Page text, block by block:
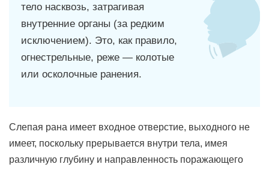
тело насквозь, затрагивая
внутренние органы (за редким
исключением). Это, как правило,
огнестрельные, реже — колотые
или осколочные ранения.
Слепая рана имеет входное отверстие, выходного не
имеет, поскольку прерывается внутри тела, имея
различную глубину и направленность поражающего